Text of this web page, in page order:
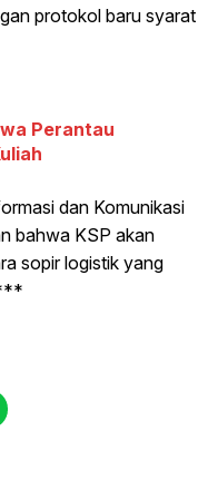
protokol baru syarat
Perantau
dan Komunikasi
bahwa KSP akan
sopir logistik yang